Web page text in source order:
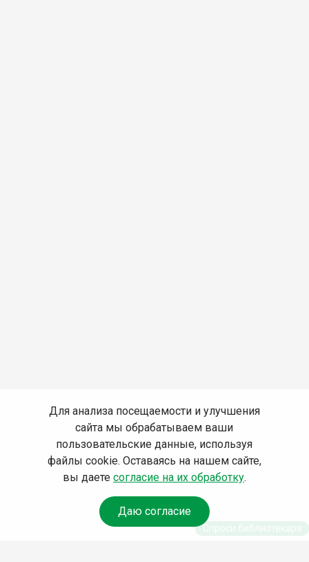
Для анализа посещаемости и улучшения
сайта мы обрабатываем ваши
пользовательские данные, используя
файлы cookie. Оставаясь на нашем сайте,
вы даете согласие на их обработку.
Даю согласие
Спроси библиотекаря